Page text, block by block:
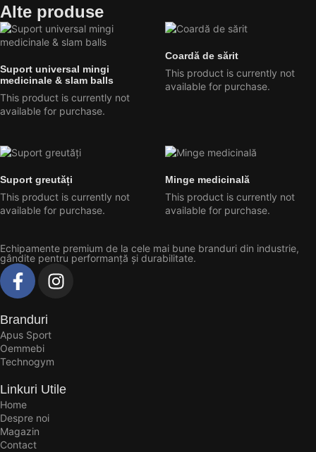
Alte produse
Suport universal mingi
medicinale & slam balls
This product is currently not
available for purchase.
Coardă de sărit
This product is currently not
available for purchase.
Suport greutăți
This product is currently not
available for purchase.
Minge medicinală
This product is currently not
available for purchase.
Echipamente premium de la cele mai bune branduri din industrie,
gândite pentru performanță și durabilitate.
Branduri
Apus Sport
Oemmebi
Technogym
Linkuri Utile
Home
Despre noi
Magazin
Contact